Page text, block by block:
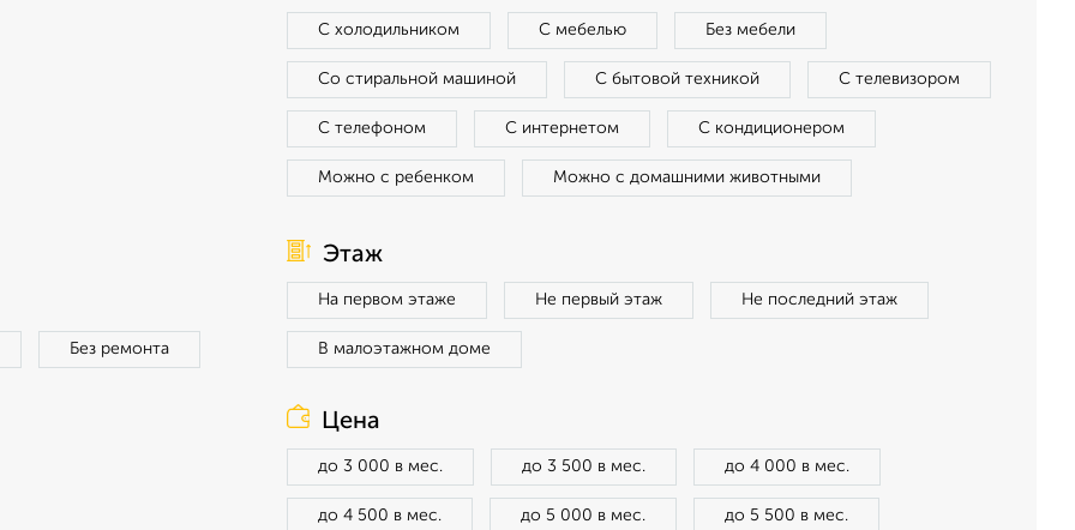
С холодильником С мебелью Без мебели
Со стиральной машиной С бытовой техникой С телевизором
С телефоном С интернетом С кондиционером
Можно с ребенком Можно с домашними животными
Без ремонта
Этаж
На первом этаже Не первый этаж Не последний этаж
В малоэтажном доме
Цена
до 3 000 в мес. до 3 500 в мес. до 4 000 в мес.
до 4 500 в мес. до 5 000 в мес. до 5 500 в мес.